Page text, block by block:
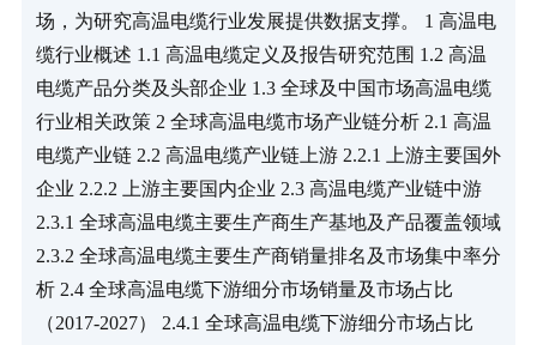
场，为研究高温电缆行业发展提供数据支撑。 1 高温电
缆行业概述 1.1 高温电缆定义及报告研究范围 1.2 高温
电缆产品分类及头部企业 1.3 全球及中国市场高温电缆
行业相关政策 2 全球高温电缆市场产业链分析 2.1 高温
电缆产业链 2.2 高温电缆产业链上游 2.2.1 上游主要国外
企业 2.2.2 上游主要国内企业 2.3 高温电缆产业链中游
2.3.1 全球高温电缆主要生产商生产基地及产品覆盖领域
2.3.2 全球高温电缆主要生产商销量排名及市场集中率分
析 2.4 全球高温电缆下游细分市场销量及市场占比
（2017-2027） 2.4.1 全球高温电缆下游细分市场占比